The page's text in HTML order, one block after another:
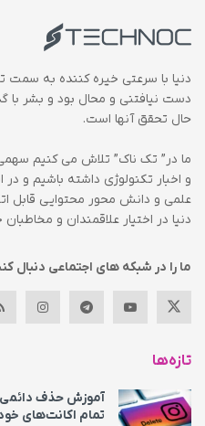
دنیا با سرعتی خیره کننده به سمت
دست نیافتنی و محال بود و بشر با
حال تحقق آنها است.
ما در” تک ناک” تلاش می کنیم
و اخبار تکنولوژی داشته باشیم و
علمی و دانش محور محتوایی قابل
دنیا در اختیار علاقمندان و
ما را در شبکه های اجتماعی دنبال
تازه‌ها
آموزش حذف
تمام اکانت‌های